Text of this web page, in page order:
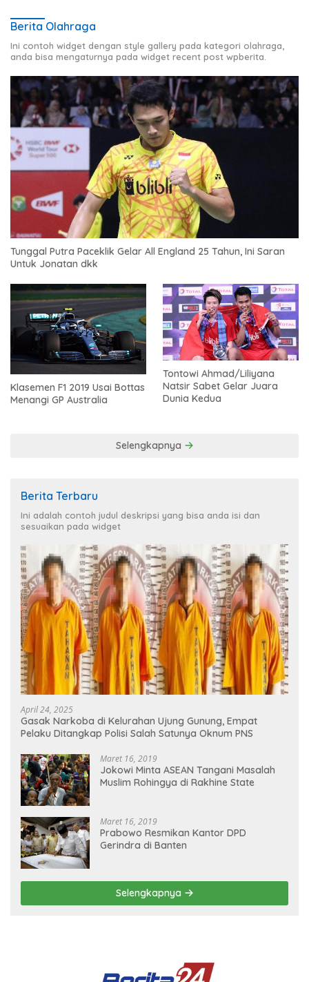
Berita Olahraga
Ini contoh widget dengan style gallery pada kategori olahraga,
anda bisa mengaturnya pada widget recent post wpberita.
Tunggal Putra Paceklik Gelar All England 25 Tahun, Ini Saran
Untuk Jonatan dkk
Klasemen F1 2019 Usai Bottas
Menangi GP Australia
Tontowi Ahmad/Liliyana
Natsir Sabet Gelar Juara
Dunia Kedua
Selengkapnya
Berita Terbaru
Ini adalah contoh judul deskripsi yang bisa anda isi dan
sesuaikan pada widget
April 24, 2025
Gasak Narkoba di Kelurahan Ujung Gunung, Empat
Pelaku Ditangkap Polisi Salah Satunya Oknum PNS
Maret 16, 2019
Jokowi Minta ASEAN Tangani Masalah
Muslim Rohingya di Rakhine State
Maret 16, 2019
Prabowo Resmikan Kantor DPD
Gerindra di Banten
Selengkapnya